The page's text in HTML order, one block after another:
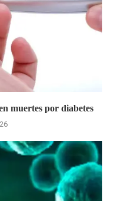
muertes por diabetes